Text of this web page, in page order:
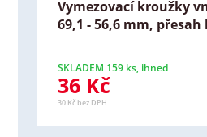
Vymezovací kroužky
69,1 - 56,6 mm,
SKLADEM 159 ks, ihned
36 Kč
30 Kč bez DPH